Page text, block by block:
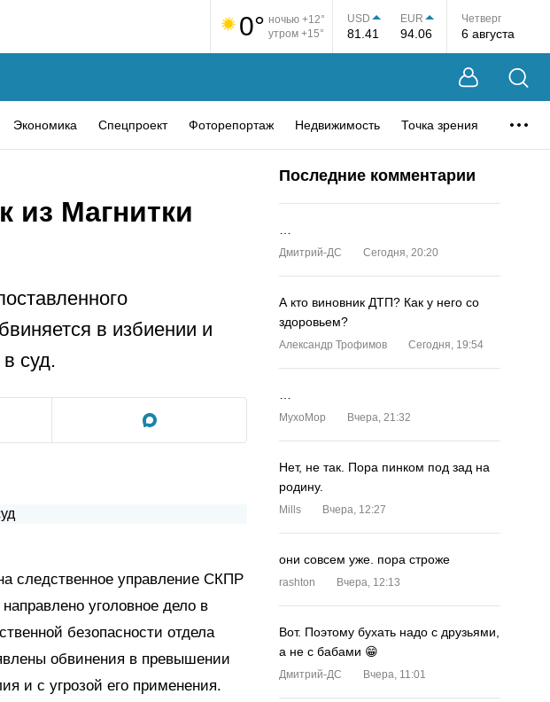
0° ночью +12°
утром +15°
USD
81.41
EUR
94.06
Четверг
6 августа
Экономика Спецпроект Фоторепортаж Недвижимость Точка зрения
из Магнитки
в избиении и
суд.
следственное управление СКПР
уголовное дело в
безопасности отдела
обвинения в превышении
и с угрозой его применения.
Последние комментарии
Дмитрий-ДС Сегодня, 20:20
А кто виновник ДТП? Как у него со
здоровьем?
Александр Трофимов Сегодня, 19:54
MyxoMop Вчера, 21:32
Нет, не так. Пора пинком под зад на
родину.
Mills Вчера, 12:27
они совсем уже. пора строже
rashton Вчера, 12:13
Вот. Поэтому бухать надо с друзьями,
а не с бабами 😁
Дмитрий-ДС Вчера, 11:01